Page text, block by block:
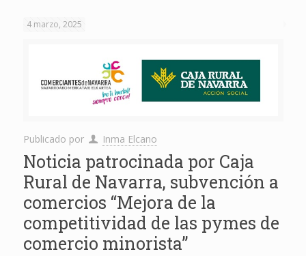
4 marzo, 2025
Publicado por Inma Elcano
Noticia patrocinada por Caja
Rural de Navarra, subvención a
comercios “Mejora de la
competitividad de las pymes de
comercio minorista”